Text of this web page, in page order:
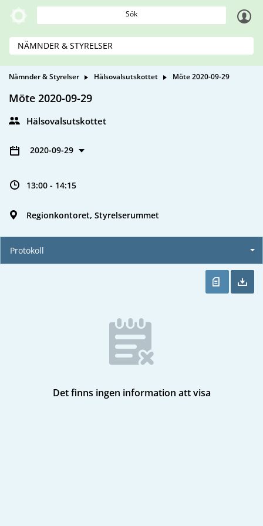
Sök
NÄMNDER & STYRELSER
Nämnder & Styrelser Hälsovalsutskottet Möte 2020-09-29
Möte 2020-09-29
Hälsovalsutskottet
2020-09-29
13:00 - 14:15
Regionkontoret, Styrelserummet
Protokoll
Det finns ingen information att visa